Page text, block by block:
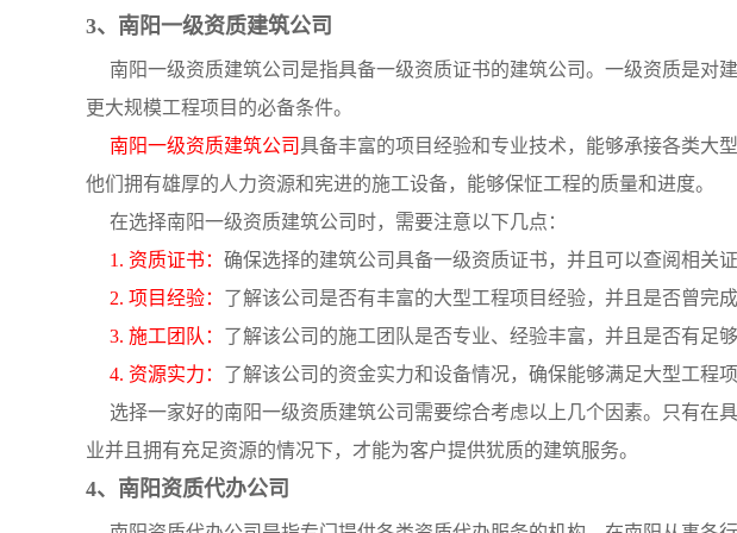
3、南阳一级资质建筑公司
南阳一级资质建筑公司是指具备一级资质证书的建筑公司。一级资质是对
更大规模工程项目的必备条件。
南阳一级资质建筑公司具备丰富的项目经验和专业技术，能够承接各类大
他们拥有雄厚的人力资源和宪进的施工设备，能够保怔工程的质量和进度。
在选择南阳一级资质建筑公司时，需要注意以下几点：
1. 资质证书： 确保选择的建筑公司具备一级资质证书，并且可以查阅相关证
2. 项目经验： 了解该公司是否有丰富的大型工程项目经验，并且是否曾完
3. 施工团队： 了解该公司的施工团队是否专业、经验丰富，并且是否有足
4. 资源实力： 了解该公司的资金实力和设备情况，确保能够满足大型工程项
选择一家好的南阳一级资质建筑公司需要综合考虑以上几个因素。只有在
业并且拥有充足资源的情况下，才能为客户提供犹质的建筑服务。
4、南阳资质代办公司